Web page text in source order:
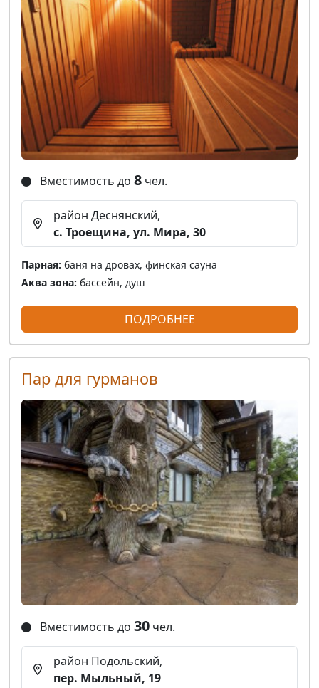
Вместимость до 8 чел.
район Деснянский,
с. Троещина, ул. Мира, 30
Парная: баня на дровах, финская сауна
Аква зона: бассейн, душ
ПОДРОБНЕЕ
Пар для гурманов
Вместимость до 30 чел.
район Подольский,
пер. Мыльный, 19